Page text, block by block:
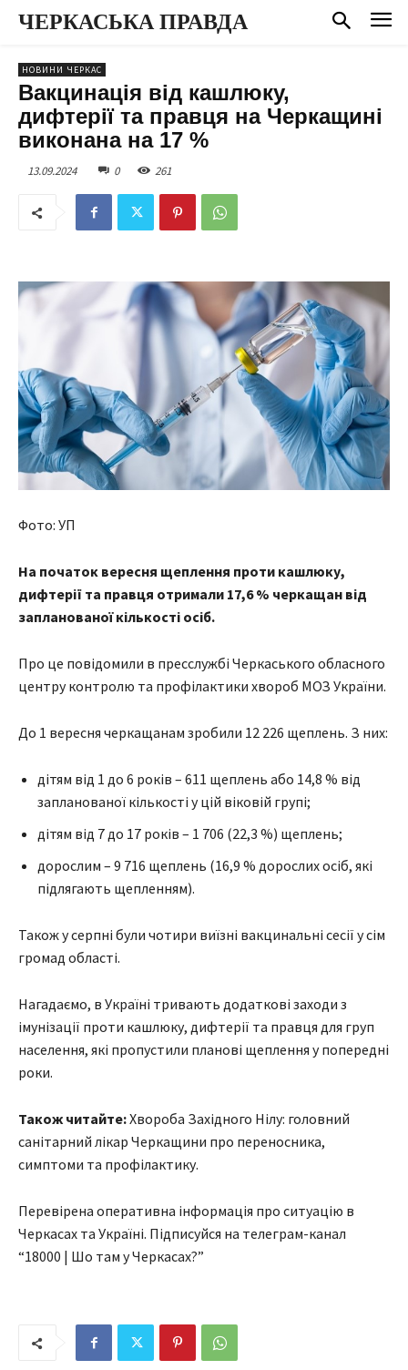
ЧЕРКАСЬКА ПРАВДА
НОВИНИ ЧЕРКАС
Вакцинація від кашлюку,
дифтерії та правця на Черкащині
виконана на 17 %
13.09.2024 0 261
Фото: УП
На початок вересня щеплення проти кашлюку,
дифтерії та правця отримали 17,6 % черкащан від
запланованої кількості осіб.
Про це повідомили в пресслужбі Черкаського обласного
центру контролю та профілактики хвороб МОЗ України.
До 1 вересня черкащанам зробили 12 226 щеплень. З них:
дітям від 1 до 6 років – 611 щеплень або 14,8 % від
запланованої кількості у цій віковій групі;
дітям від 7 до 17 років – 1 706 (22,3 %) щеплень;
дорослим – 9 716 щеплень (16,9 % дорослих осіб, які
підлягають щепленням).
Також у серпні були чотири виїзні вакцинальні сесії у сім
громад області.
Нагадаємо, в Україні тривають додаткові заходи з
імунізації проти кашлюку, дифтерії та правця для груп
населення, які пропустили планові щеплення у попередні
роки.
Також читайте:Хвороба Західного Нілу: головний
санітарний лікар Черкащини про переносника,
симптоми та профілактику.
Перевірена оперативна інформація про ситуацію в
Черкасах та Україні. Підписуйся на телеграм-канал
“18000 | Шо там у Черкасах?”